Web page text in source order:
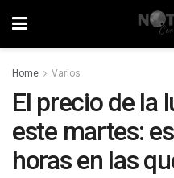
Home Varios
El precio de la
este martes:
horas en las